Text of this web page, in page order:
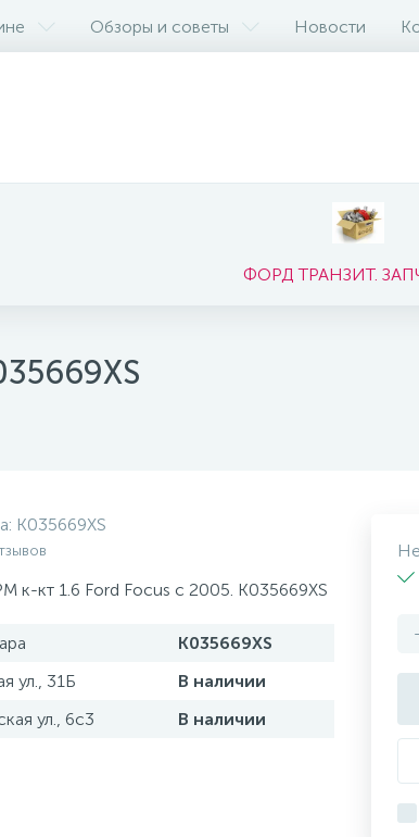
Обзоры и советы Новости
ФОРД ТРАНЗИТ.
K035669XS
к-кт 1.6 Ford Focus с 2005. K035669XS
K035669XS
ул., 31Б
В наличии
ул., 6с3
В наличии
-